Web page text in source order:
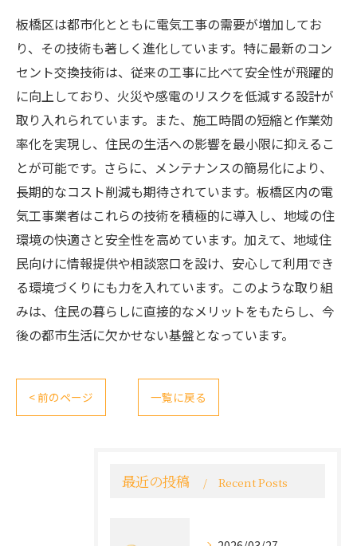
板橋区は都市化とともに電気工事の需要が増加してお
り、その技術も著しく進化しています。特に最新のコン
セント交換技術は、従来の工事に比べて安全性が飛躍的
に向上しており、火災や感電のリスクを低減する設計が
取り入れられています。また、施工時間の短縮と作業効
率化を実現し、住民の生活への影響を最小限に抑えるこ
とが可能です。さらに、メンテナンスの簡易化により、
長期的なコスト削減も期待されています。板橋区内の電
気工事業者はこれらの技術を積極的に導入し、地域の住
環境の快適さと安全性を高めています。加えて、地域住
民向けに情報提供や相談窓口を設け、安心して利用でき
る環境づくりにも力を入れています。このような取り組
みは、住民の暮らしに直接的なメリットをもたらし、今
後の都市生活に欠かせない基盤となっています。
< 前のページ 一覧に戻る
最近の投稿 Recent Posts